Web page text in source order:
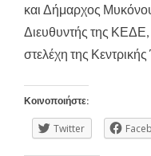
και Δήμαρχος
Διευθυντής της ΚΕΔΕ,
στελέχη της
Κοινοποιήστε:
Twitter